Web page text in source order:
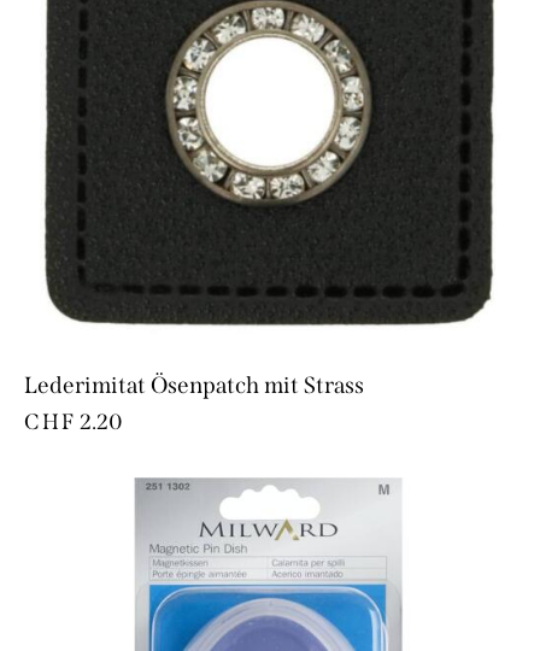
Lederimitat Ösenpatch mit Strass
CHF 2.20